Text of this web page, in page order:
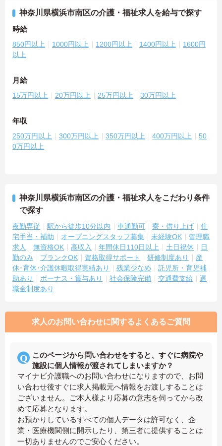
神奈川県横浜市南区の介護・福祉求人を給与で探す
時給
850円以上 1000円以上 1200円以上 1400円以上
1600円
以上
月給
15万円以上 20万円以上 25万円以上 30万円以上
年収
250万円以上 300万円以上 350万円以上 400万円以上
50
0万円以上
神奈川県横浜市南区の介護・福祉求人をこだわり条件
で探す
夜勤専従 駅から徒歩10分以内 車通勤可 寮・借り上げ
住
宅手当・補助
オープニングスタッフ募集 未経験OK
管理職
求人
無資格OK 高収入 年間休日110日以上 土日祝休
日
勤のみ
ブランクOK 資格取得サポート 研修制度あり
産
休･育休･介護休暇取得実績あり
残業少なめ
託児所・育児補
助あり
ボーナス・賞与あり 社会保険完備 交通費支給
退
職金制度あり
求人のお問い合わせに関するよくあるご質問
このページから問い合わせをすると、すぐに病院や
施設に個人情報が渡されてしまいますか？
マイナビ介護職へのお問い合わせになりますので、お問
い合わせ後すぐに求人掲載元へ情報をお渡しすることは
ございません。ご本人様より応募の意志を伺ってから改
めて応募となります。
お預かりしているすべての個人データは許可なく、企
業・医療機関側に開示したり、第三者に提供することは
一切ありませんのでご安心ください。